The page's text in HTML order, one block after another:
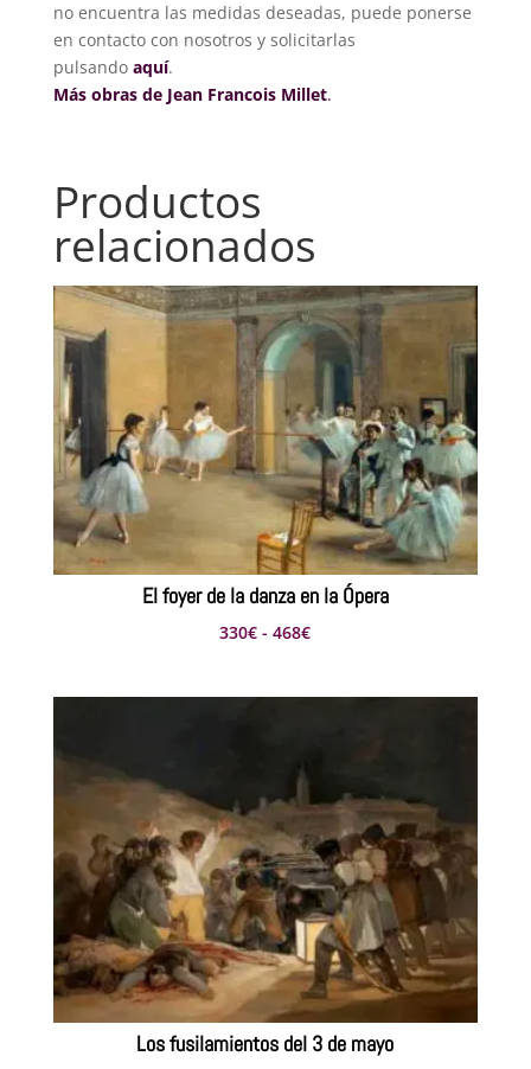
no encuentra las medidas deseadas, puede ponerse
en contacto con nosotros y solicitarlas
pulsando aquí.
Más obras de Jean Francois Millet.
Productos
relacionados
El foyer de la danza en la Ópera
330€ - 468€Rango
precios:
Los fusilamientos del 3 de mayo